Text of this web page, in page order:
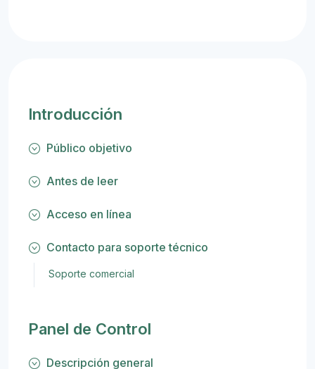
Introducción
Público objetivo
Antes de leer
Acceso en línea
Contacto para soporte técnico
Soporte comercial
Panel de Control
Descripción general